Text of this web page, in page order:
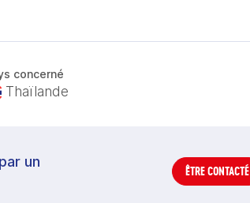
concerné
Thaïlande
un
ÊTRE CONTACTÉ